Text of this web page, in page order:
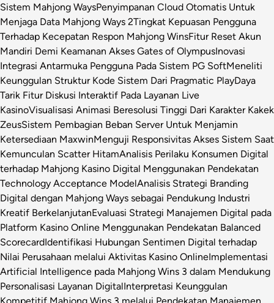
Sistem Mahjong WaysPenyimpanan Cloud Otomatis Untuk
Menjaga Data Mahjong Ways 2Tingkat Kepuasan Pengguna
Terhadap Kecepatan Respon Mahjong WinsFitur Reset Akun
Mandiri Demi Keamanan Akses Gates of OlympusInovasi
Integrasi Antarmuka Pengguna Pada Sistem PG SoftMeneliti
Keunggulan Struktur Kode Sistem Dari Pragmatic PlayDaya
Tarik Fitur Diskusi Interaktif Pada Layanan Live
KasinoVisualisasi Animasi Beresolusi Tinggi Dari Karakter Kakek
ZeusSistem Pembagian Beban Server Untuk Menjamin
Ketersediaan MaxwinMenguji Responsivitas Akses Sistem Saat
Kemunculan Scatter HitamAnalisis Perilaku Konsumen Digital
terhadap Mahjong Kasino Digital Menggunakan Pendekatan
Technology Acceptance ModelAnalisis Strategi Branding
Digital dengan Mahjong Ways sebagai Pendukung Industri
Kreatif BerkelanjutanEvaluasi Strategi Manajemen Digital pada
Platform Kasino Online Menggunakan Pendekatan Balanced
ScorecardIdentifikasi Hubungan Sentimen Digital terhadap
Nilai Perusahaan melalui Aktivitas Kasino OnlineImplementasi
Artificial Intelligence pada Mahjong Wins 3 dalam Mendukung
Personalisasi Layanan DigitalInterpretasi Keunggulan